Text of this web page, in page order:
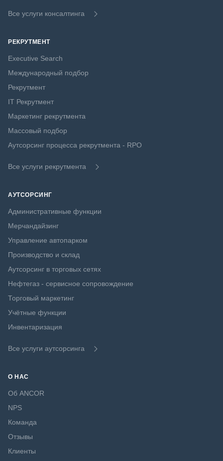
Все услуги консалтинга
РЕКРУТМЕНТ
Executive Search
Международный подбор
Рекрутмент
IT Рекрутмент
Маркетинг рекрутмента
Массовый подбор
Аутсорсинг процесса рекрутмента - RPO
Все услуги рекрутмента
АУТСОРСИНГ
Административные функции
Мерчандайзинг
Управление автопарком
Производство и склад
Аутсорсинг в торговых сетях
Нефтегаз - сервисное сопровождение
Торговый маркетинг
Учётные функции
Инвентаризация
Все услуги аутсорсинга
О НАС
Об ANCOR
NPS
Команда
Отзывы
Клиенты